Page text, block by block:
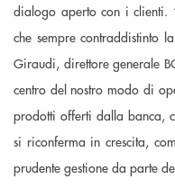
dialogo aperto con i clienti.
che sempre contraddistinto
Giraudi, direttore generale
centro del nostro modo di
prodotti offerti dalla banca,
si riconferma in crescita,
prudente gestione da parte